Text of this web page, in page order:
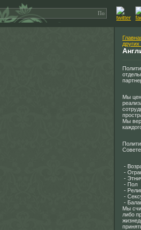
Мы
Мы
-
-
-
- Пол
-
-
-
Мы
либо